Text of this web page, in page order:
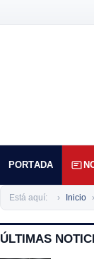
PORTADA
Está aquí: Inicio
ÚLTIMAS